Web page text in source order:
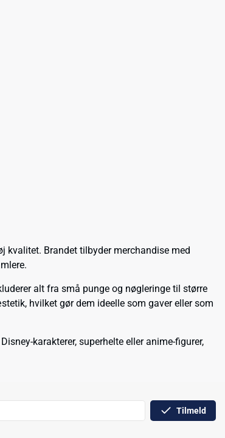
kvalitet. Brandet tilbyder merchandise med
alt fra små punge og nøgleringe til større
hvilket gør dem ideelle som gaver eller som
karakterer, superhelte eller anime-figurer,
Tilmeld